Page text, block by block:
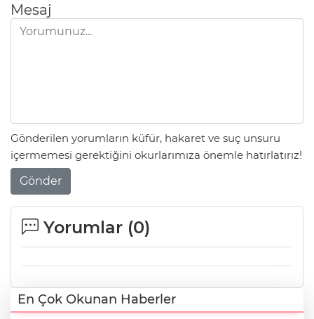
Mesaj
Gönderilen yorumların küfür, hakaret ve suç unsuru
içermemesi gerektiğini okurlarımıza önemle hatırlatırız!
Gönder
Yorumlar (0)
En Çok Okunan Haberler